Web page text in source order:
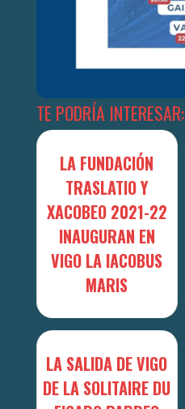
TE PODRÍA INTERESAR:
LA FUNDACIÓN
TRASLATIO Y
XACOBEO 2021-22
INAUGURAN EN
VIGO LA IACOBUS
MARIS
LA SALIDA DE VIGO
DE LA SOLITAIRE DU